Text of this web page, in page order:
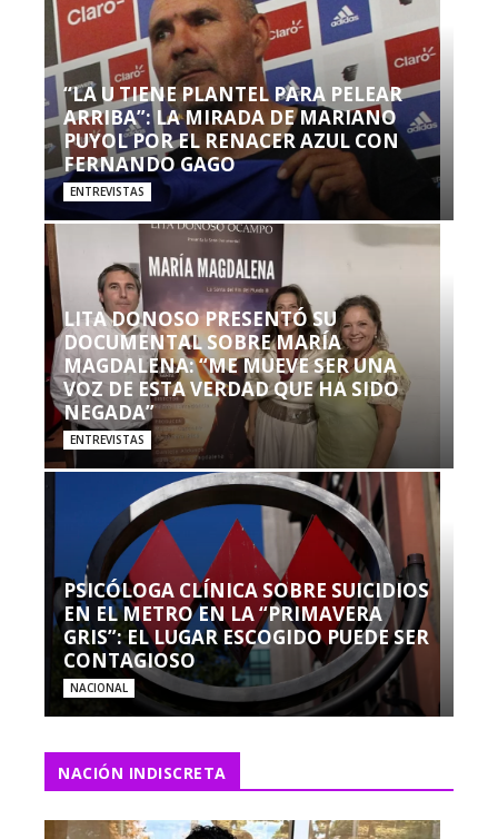
“LA U TIENE PLANTEL PARA PELEAR
ARRIBA”: LA MIRADA DE MARIANO
PUYOL POR EL RENACER AZUL CON
FERNANDO GAGO
ENTREVISTAS
LITA DONOSO PRESENTÓ SU
DOCUMENTAL SOBRE MARÍA
MAGDALENA: “ME MUEVE SER UNA
VOZ DE ESTA VERDAD QUE HA SIDO
NEGADA”
ENTREVISTAS
PSICÓLOGA CLÍNICA SOBRE SUICIDIOS
EN EL METRO EN LA “PRIMAVERA
GRIS”: EL LUGAR ESCOGIDO PUEDE SER
CONTAGIOSO
NACIONAL
NACIÓN INDISCRETA